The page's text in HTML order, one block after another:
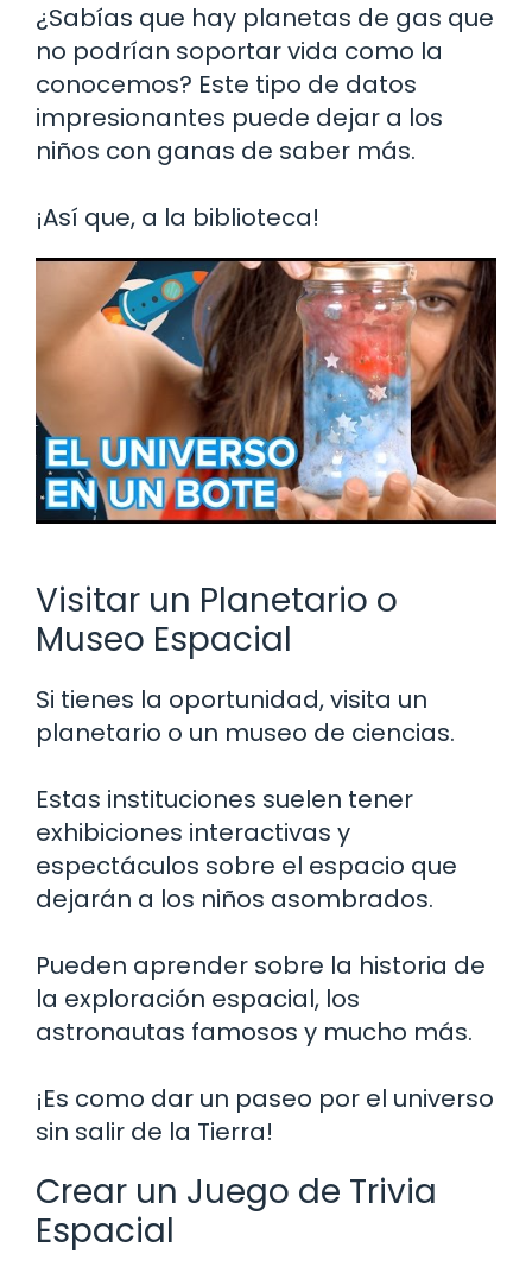
¿Sabías que hay planetas de gas que
no podrían soportar vida como la
conocemos? Este tipo de datos
impresionantes puede dejar a los
niños con ganas de saber más.
¡Así que, a la biblioteca!
Visitar un Planetario o
Museo Espacial
Si tienes la oportunidad, visita un
planetario o un museo de ciencias.
Estas instituciones suelen tener
exhibiciones interactivas y
espectáculos sobre el espacio que
dejarán a los niños asombrados.
Pueden aprender sobre la historia de
la exploración espacial, los
astronautas famosos y mucho más.
¡Es como dar un paseo por el universo
sin salir de la Tierra!
Crear un Juego de Trivia
Espacial